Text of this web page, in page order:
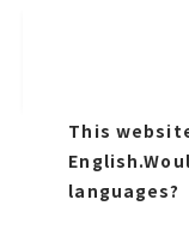
This
English.
languages?
術館会場が1
札幌国際芸